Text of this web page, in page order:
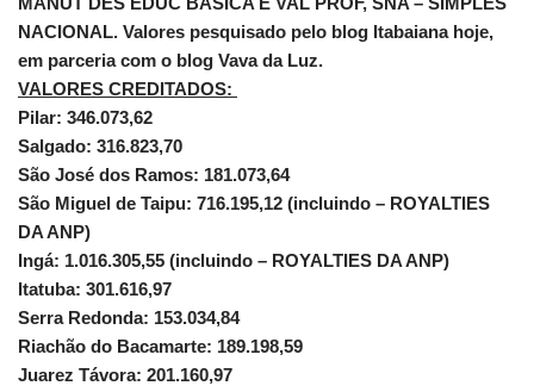
NACIONAL. Valores pesquisado pelo blog Itabaiana hoje,
em parceria com o blog Vava da Luz.
VALORES CREDITADOS:
Pilar: 346.073,62
Salgado: 316.823,70
São José dos Ramos: 181.073,64
São Miguel de Taipu: 716.195,12 (incluindo – ROYALTIES
DA ANP)
Ingá: 1.016.305,55 (incluindo – ROYALTIES DA ANP)
Itatuba: 301.616,97
Serra Redonda: 153.034,84
Riachão do Bacamarte: 189.198,59
Juarez Távora: 201.160,97